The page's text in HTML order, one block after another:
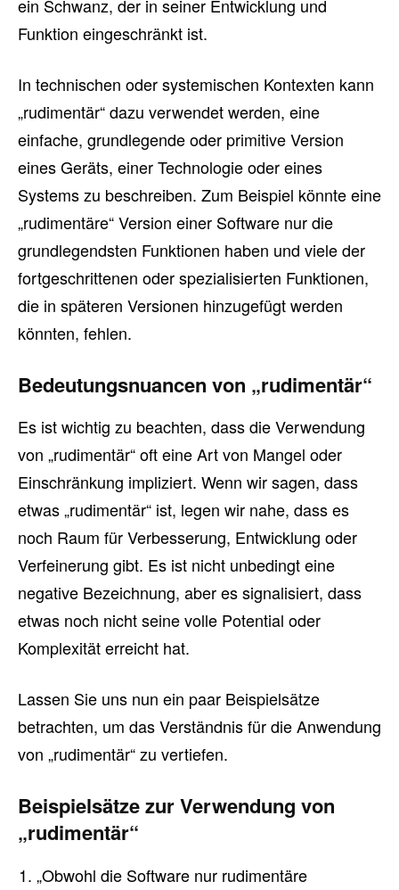
ein Schwanz, der in seiner Entwicklung und
Funktion eingeschränkt ist.
In technischen oder systemischen Kontexten kann
„rudimentär“ dazu verwendet werden, eine
einfache, grundlegende oder primitive Version
eines Geräts, einer Technologie oder eines
Systems zu beschreiben. Zum Beispiel könnte eine
„rudimentäre“ Version einer Software nur die
grundlegendsten Funktionen haben und viele der
fortgeschrittenen oder spezialisierten Funktionen,
die in späteren Versionen hinzugefügt werden
könnten, fehlen.
Bedeutungsnuancen von „rudimentär“
Es ist wichtig zu beachten, dass die Verwendung
von „rudimentär“ oft eine Art von Mangel oder
Einschränkung impliziert. Wenn wir sagen, dass
etwas „rudimentär“ ist, legen wir nahe, dass es
noch Raum für Verbesserung, Entwicklung oder
Verfeinerung gibt. Es ist nicht unbedingt eine
negative Bezeichnung, aber es signalisiert, dass
etwas noch nicht seine volle Potential oder
Komplexität erreicht hat.
Lassen Sie uns nun ein paar Beispielsätze
betrachten, um das Verständnis für die Anwendung
von „rudimentär“ zu vertiefen.
Beispielsätze zur Verwendung von
„rudimentär“
„Obwohl die Software nur rudimentäre